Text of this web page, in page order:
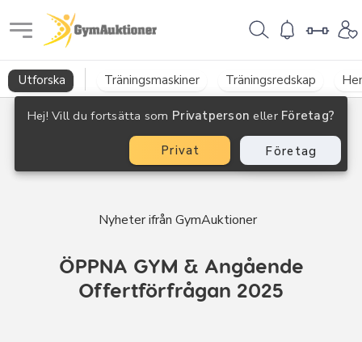
GymAuktioner
Hej! Vill du fortsätta som Privatperson eller Företag?
Privat Företag
Utforska Träningsmaskiner Träningsredskap
Nyheter ifrån GymAuktioner
ÖPPNA GYM & Angående
Offertförfrågan 2025